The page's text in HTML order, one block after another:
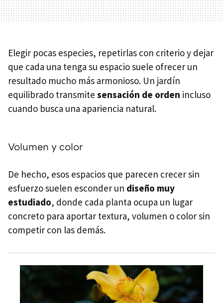
Elegir pocas especies, repetirlas con criterio y dejar
que cada una tenga su espacio suele ofrecer un
resultado mucho más armonioso. Un jardín
equilibrado transmite sensación de orden incluso
cuando busca una apariencia natural.
Volumen y color
De hecho, esos espacios que parecen crecer sin
esfuerzo suelen esconder un diseño muy
estudiado, donde cada planta ocupa un lugar
concreto para aportar textura, volumen o color sin
competir con las demás.